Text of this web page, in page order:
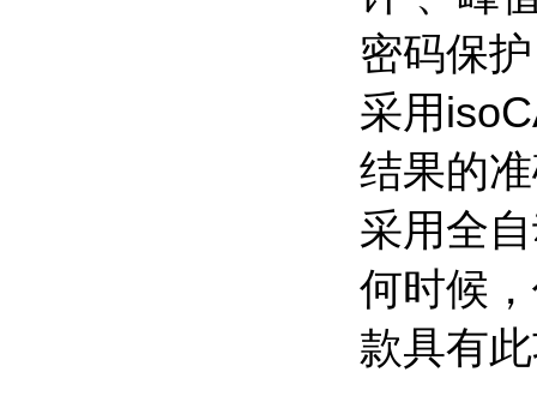
密码保
采用
结果的
采用全
何时候
款具有